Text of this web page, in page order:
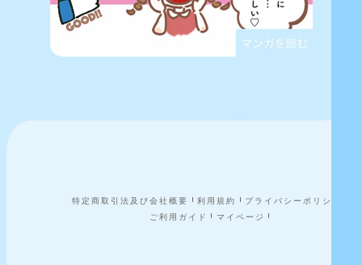
特定商取引法及び会社概要 利用規約
プライバシーポリシー
ご利用ガイド
マイページ